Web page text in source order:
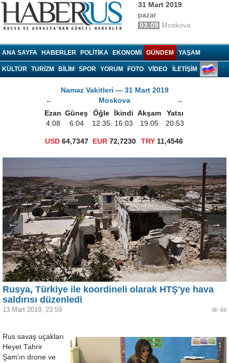
31 Mart 2019
pazar
03:09 Moskova
ANA SAYFA HABERLER POLITIKA EKONOMI GÜNDEM YAŞAM
KÜLTÜR TURIZM BILIM SPOR YORUM FOTO VIDEO İLETİŞİM
Namaz Vakitleri — 31 Mart 2019
←
Moskova
→
Ezan Güneş Öğle İkindi Akşam
Yatsı
4:08
6:04 12:35 16:03 19:05 20:53
USD 64,7347 EUR 72,7230 TRY 11,4546
← →
Rusya, Türkiye ile koordineli olarak HTŞ'ye hava
saldırısı düzenledi
13 Mart 2019, 23:59 69
Rus savaş uçakları
Heyet Tahrir
Şam'ın drone ve